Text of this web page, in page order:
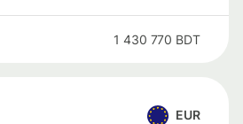
1 430 770 BDT
EUR